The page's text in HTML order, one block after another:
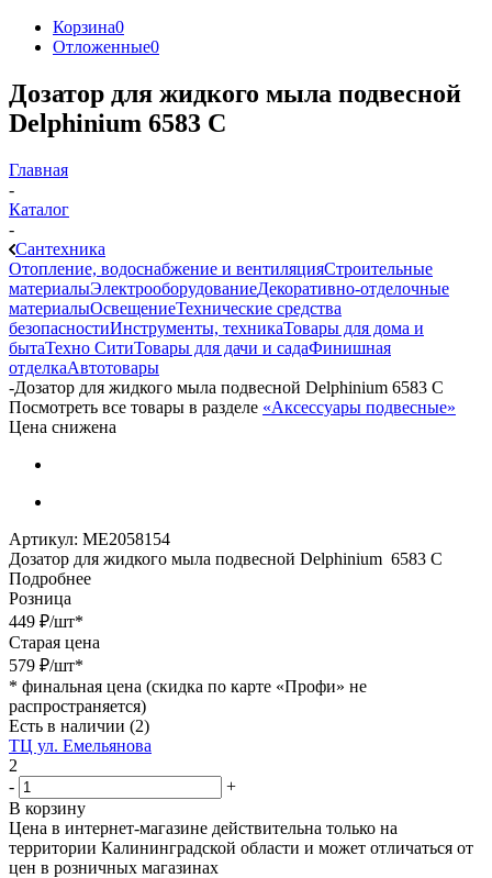
Корзина0
Отложенные0
Дозатор для жидкого мыла подвесной
Dеlphinium 6583 C
Главная
-
Каталог
-
Сантехника
Отопление, водоснабжение и вентиляцияСтроительные
материалыЭлектрооборудованиеДекоративно-отделочные
материалыОсвещениеТехнические средства
безопасностиИнструменты, техникаТовары для дома и
бытаТехно СитиТовары для дачи и садаФинишная
отделкаАвтотовары
-Дозатор для жидкого мыла подвесной Dеlphinium 6583 C
Посмотреть все товары в разделе «Аксессуары подвесные»
Цена снижена
Артикул: МЕ2058154
Дозатор для жидкого мыла подвесной Dеlphinium 6583 C
Подробнее
Розница
449 ₽/шт*
Старая цена
579 ₽/шт*
* финальная цена (скидка по карте «Профи» не
распространяется)
Есть в наличии (2)
ТЦ ул. Емельянова
2
-
+
В корзину
Цена в интернет-магазине действительна только на
территории Калининградской области и может отличаться от
цен в розничных магазинах